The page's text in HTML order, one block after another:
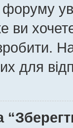
форуму
ви
для